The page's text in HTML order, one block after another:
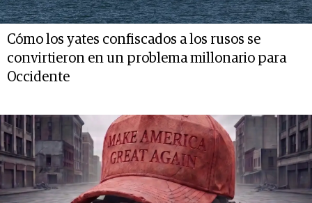
Cómo los yates confiscados a los rusos se
convirtieron en un problema millonario para
Occidente